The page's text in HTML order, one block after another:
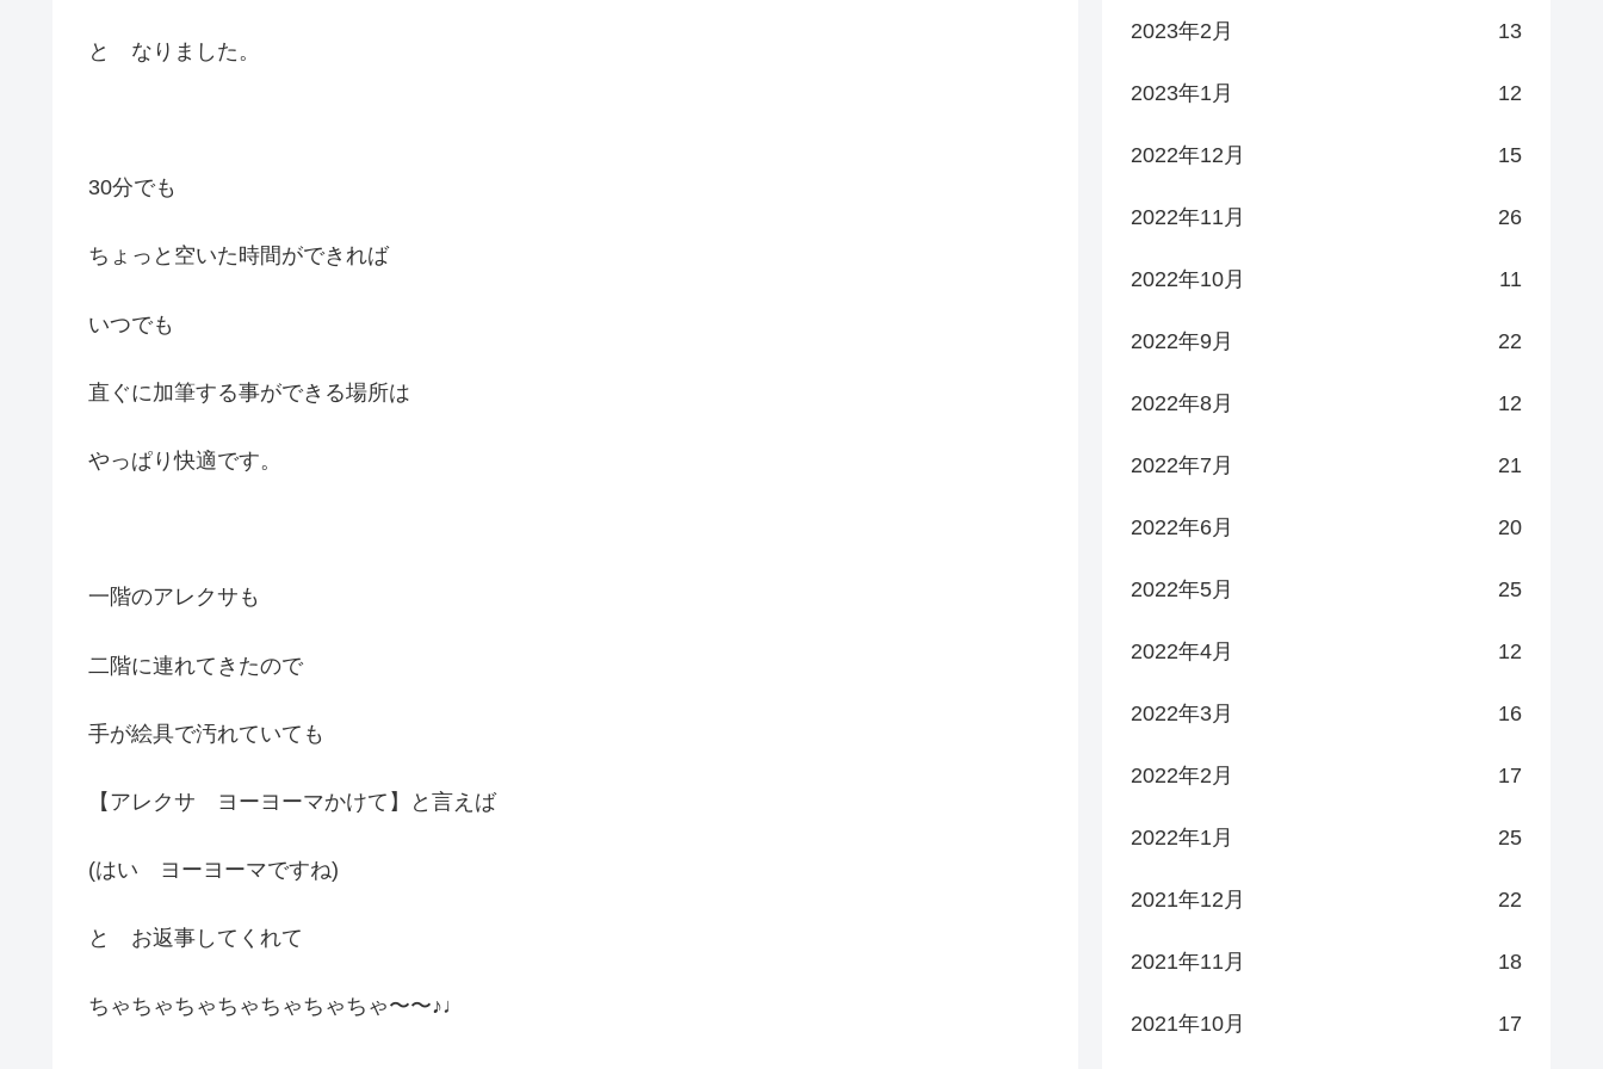
と なりました。
30分でも
ちょっと空いた時間ができれば
いつでも
直ぐに加筆する事ができる場所は
やっぱり快適です。
一階のアレクサも
二階に連れてきたので
手が絵具で汚れていても
【アレクサ ヨーヨーマかけて】と言えば
(はい ヨーヨーマですね)
と お返事してくれて
ちゃちゃちゃちゃちゃちゃちゃ〜〜♪♩
2023年2月 13
2023年1月 12
2022年12月 15
2022年11月 26
2022年10月 11
2022年9月 22
2022年8月 12
2022年7月 21
2022年6月 20
2022年5月 25
2022年4月 12
2022年3月 16
2022年2月 17
2022年1月 25
2021年12月 22
2021年11月 18
2021年10月 17